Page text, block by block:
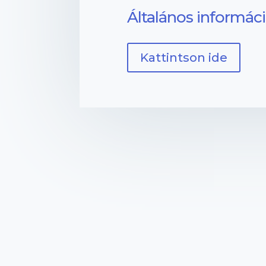
Általános
Kattintson ide